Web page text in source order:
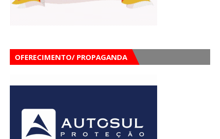
OFERECIMENTO/ PROPAGANDA